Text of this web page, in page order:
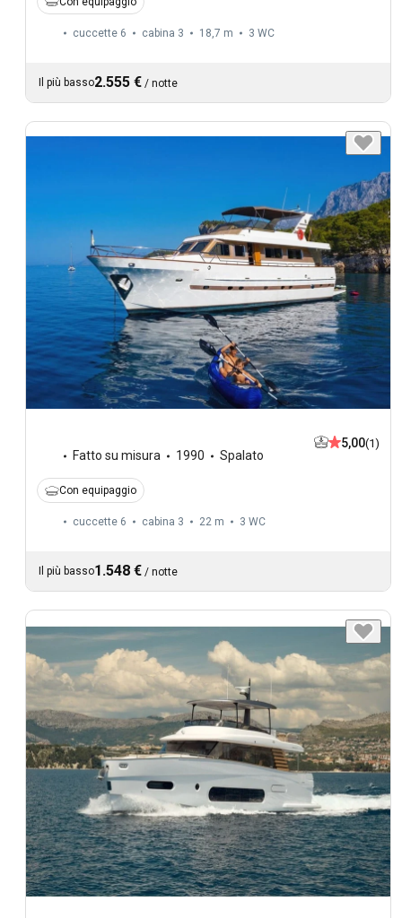
cuccette 6 cabina 3 18,7 m 3 WC
Il più basso2.555 € / notte
Fatto su misura 1990 Spalato
5,00(1)
Con equipaggio
cuccette 6 cabina 3 22 m 3 WC
Il più basso1.548 € / notte